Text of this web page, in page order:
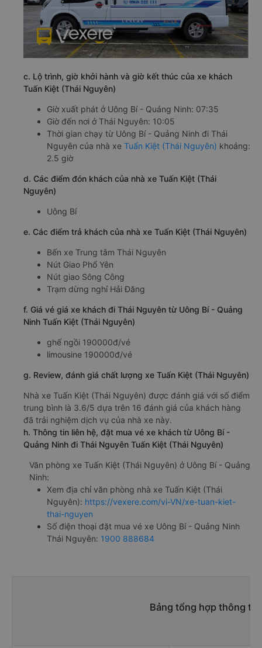
c. Lộ trình, giờ khởi hành và giờ kết thúc của xe khách
Tuấn Kiệt (Thái Nguyên)
Giờ xuất phát ở Uông Bí - Quảng Ninh: 07:35
Giờ đến nơi ở Thái Nguyên: 10:05
Thời gian chạy từ Uông Bí - Quảng Ninh đi Thái
Nguyên của nhà xe Tuấn Kiệt (Thái Nguyên) khoảng:
2.5 giờ
d. Các điểm đón khách của nhà xe Tuấn Kiệt (Thái
Nguyên)
Uông Bí
e. Các điểm trả khách của nhà xe Tuấn Kiệt (Thái Nguyên)
Bến xe Trung tâm Thái Nguyên
Nút Giao Phổ Yên
Nút giao Sông Công
Trạm dừng nghỉ Hải Đăng
f. Giá vé giá xe khách đi Thái Nguyên từ Uông Bí - Quảng
Ninh Tuấn Kiệt (Thái Nguyên)
ghế ngồi 190000đ/vé
limousine 190000đ/vé
g. Review, đánh giá chất lượng xe Tuấn Kiệt (Thái Nguyên)
Nhà xe Tuấn Kiệt (Thái Nguyên) được đánh giá với số điểm
trung bình là 3.6/5 dựa trên 16 đánh giá của khách hàng
đã trải nghiệm dịch vụ của nhà xe này.
h. Thông tin liên hệ, đặt mua vé xe khách từ Uông Bí -
Quảng Ninh đi Thái Nguyên Tuấn Kiệt (Thái Nguyên)
Văn phòng xe Tuấn Kiệt (Thái Nguyên) ở Uông Bí - Quảng
Ninh:
Xem địa chỉ văn phòng nhà xe Tuấn Kiệt (Thái
Nguyên): https://vexere.com/vi-VN/xe-tuan-kiet-
thai-nguyen
Số điện thoại đặt mua vé xe Uông Bí - Quảng Ninh
Thái Nguyên: 1900 888684
Bảng tổng hợp thông